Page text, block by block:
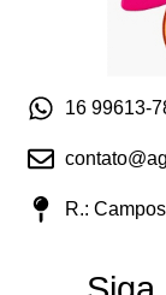
16 99613-
R.: